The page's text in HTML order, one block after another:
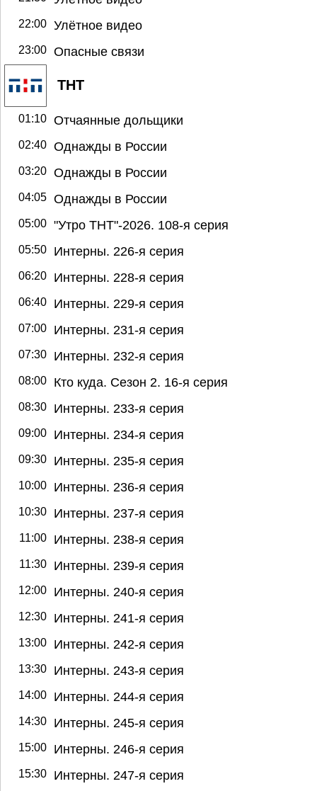
22:00 Улётное видео
23:00 Опасные связи
ТНТ
01:10 Отчаянные дольщики
02:40 Однажды в России
03:20 Однажды в России
04:05 Однажды в России
05:00 "Утро ТНТ"-2026. 108-я серия
05:50 Интерны. 226-я серия
06:20 Интерны. 228-я серия
06:40 Интерны. 229-я серия
07:00 Интерны. 231-я серия
07:30 Интерны. 232-я серия
08:00 Кто куда. Сезон 2. 16-я серия
08:30 Интерны. 233-я серия
09:00 Интерны. 234-я серия
09:30 Интерны. 235-я серия
10:00 Интерны. 236-я серия
10:30 Интерны. 237-я серия
11:00 Интерны. 238-я серия
11:30 Интерны. 239-я серия
12:00 Интерны. 240-я серия
12:30 Интерны. 241-я серия
13:00 Интерны. 242-я серия
13:30 Интерны. 243-я серия
14:00 Интерны. 244-я серия
14:30 Интерны. 245-я серия
15:00 Интерны. 246-я серия
15:30 Интерны. 247-я серия